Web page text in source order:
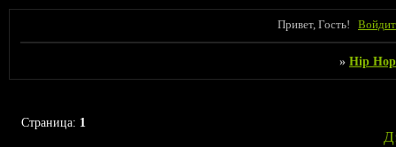
Привет, Гость!
» Hip
Страница: 1